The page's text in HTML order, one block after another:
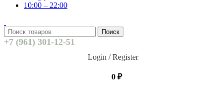
10:00 – 22:00
Поиск
+7 (961) 301-12-51
Login / Register
0 ₽